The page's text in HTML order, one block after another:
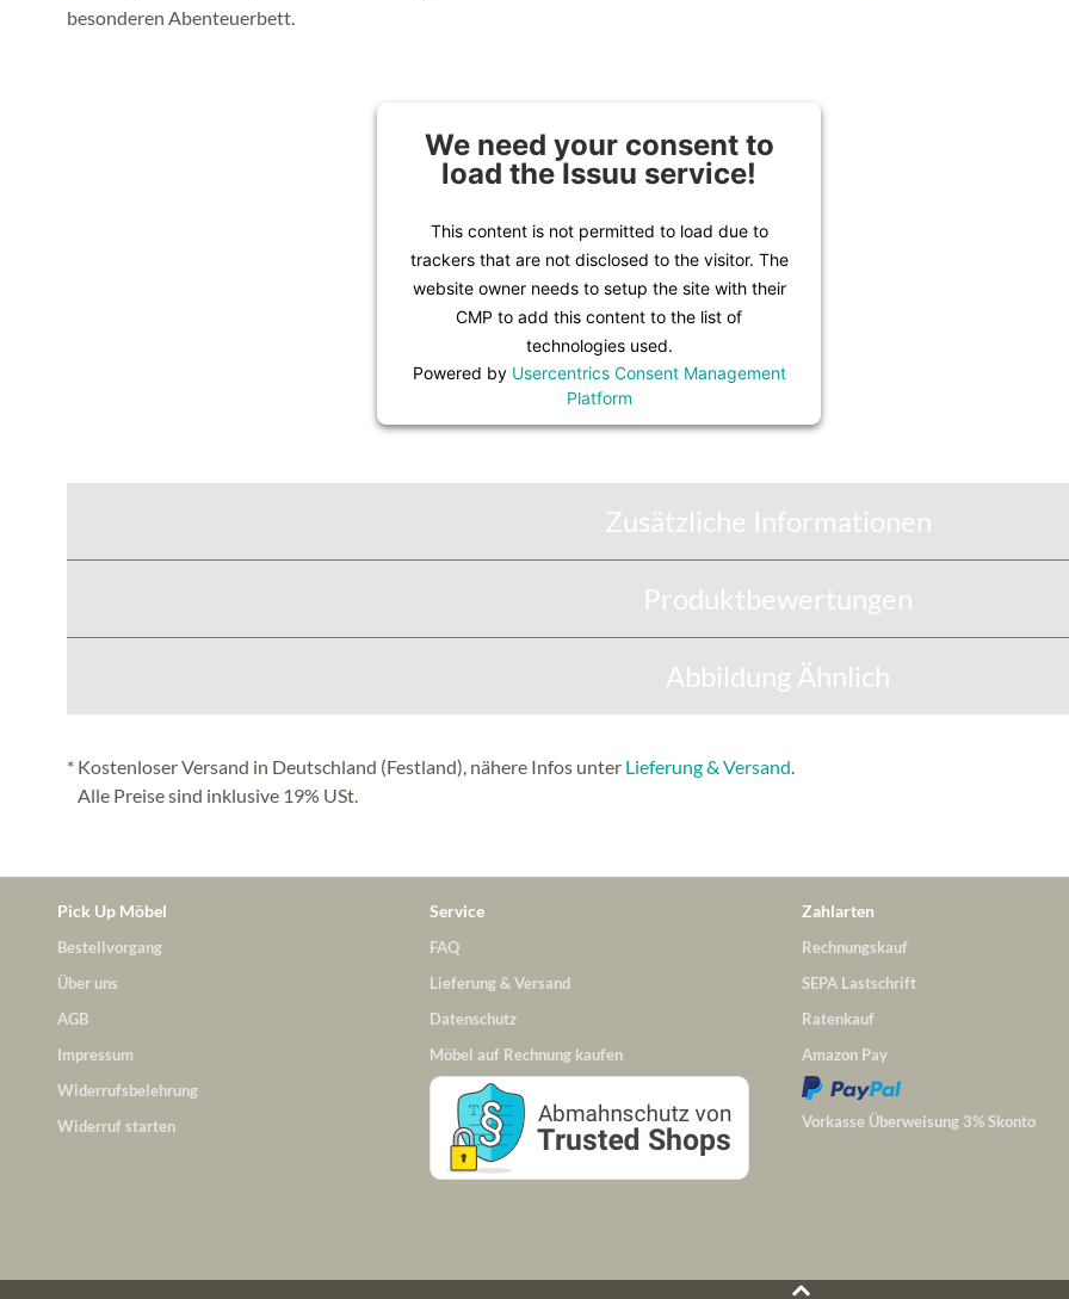
besonderen Abenteuerbett.
We need your consent to
load the Issuu service!
This content is not permitted to load due to
trackers that are not disclosed to the visitor. The
website owner needs to setup the site with their
CMP to add this content to the list of
technologies used.
Powered by Usercentrics Consent Management
Platform
Zusätzliche Informationen
Produktbewertungen
Abbildung Ähnlich
* Kostenloser Versand in Deutschland (Festland), nähere Infos unter Lieferung & Versand.
Alle Preise sind inklusive 19% USt.
Pick Up Möbel
Bestellvorgang
Über uns
AGB
Impressum
Widerrufsbelehrung
Widerruf starten
Service
FAQ
Lieferung & Versand
Datenschutz
Möbel auf Rechnung kaufen
Zahlarten
Rechnungskauf
SEPA Lastschrift
Ratenkauf
Amazon Pay
Vorkasse Überweisung 3% Skonto